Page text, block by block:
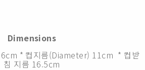
Dimensions
* 컵지름(Diameter) 11cm * 컵받
침 지름 16.5cm